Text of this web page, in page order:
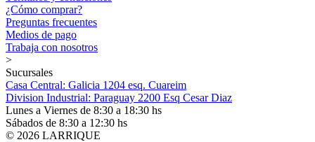
¿Cómo comprar?
Preguntas frecuentes
Medios de pago
Trabaja con nosotros
>
Sucursales
Casa Central: Galicia 1204 esq. Cuareim
Division Industrial: Paraguay 2200 Esq Cesar Diaz
Lunes a Viernes de 8:30 a 18:30 hs
Sábados de 8:30 a 12:30 hs
© 2026 LARRIQUE